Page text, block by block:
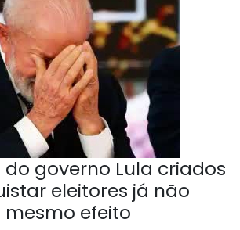
governo Lula criados
eleitores já não
efeito